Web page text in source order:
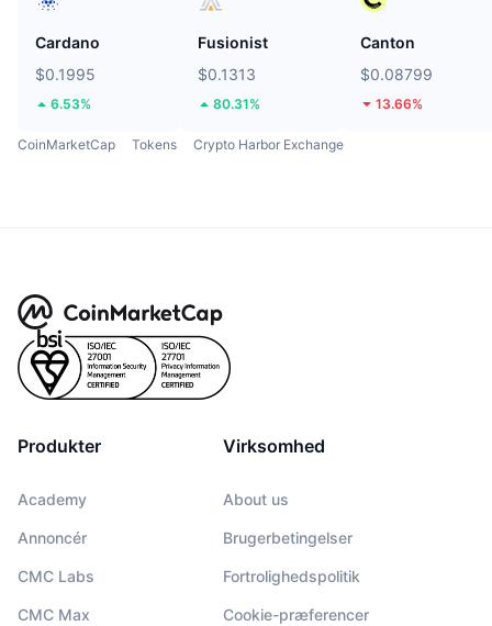
Cardano
$0.1995
6.53%
Fusionist
$0.1313
80.31%
Canton
$0.08799
13.66%
CoinMarketCap Tokens Crypto Harbor Exchange
Produkter
Academy
Annoncér
CMC Labs
CMC Max
Virksomhed
About us
Brugerbetingelser
Fortrolighedspolitik
Cookie-præferencer